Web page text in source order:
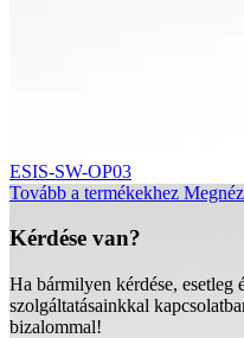
ESIS-SW-OP03
Tovább a termékekhez
Kérdése van?
Ha bármilyen kérdése, esetleg
szolgáltatásainkkal
bizalommal!